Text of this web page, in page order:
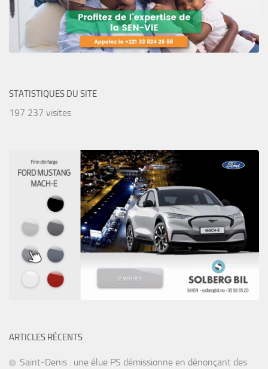
STATISTIQUES DU SITE
197 237 visites
ARTICLES RÉCENTS
Saint-Denis : une élue PS démissionne en dénonçant des